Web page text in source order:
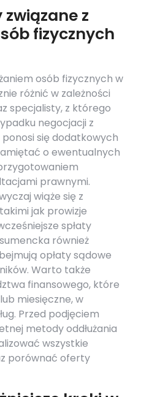
z
fizycznych
osób fizycznych w
różnić w zależności
specjalisty, z którego
negocjacji z
się dodatkowych
o ewentualnych
prawnymi.
wiąże się z
jak prowizje
spłaty
również
opłaty sądowe
Warto także
finansowego, które
miesięczne, w
Przed podjęciem
metody oddłużania
wszystkie
porównać oferty